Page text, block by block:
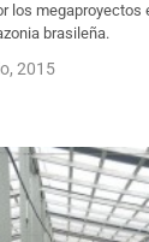
los megaproyectos
brasileña.
2015